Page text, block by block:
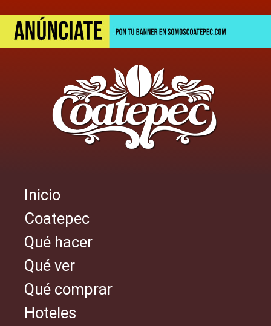
contenido
Navegación
principal
Inicio
Coatepec
Qué hacer
Qué ver
Qué comprar
Hoteles